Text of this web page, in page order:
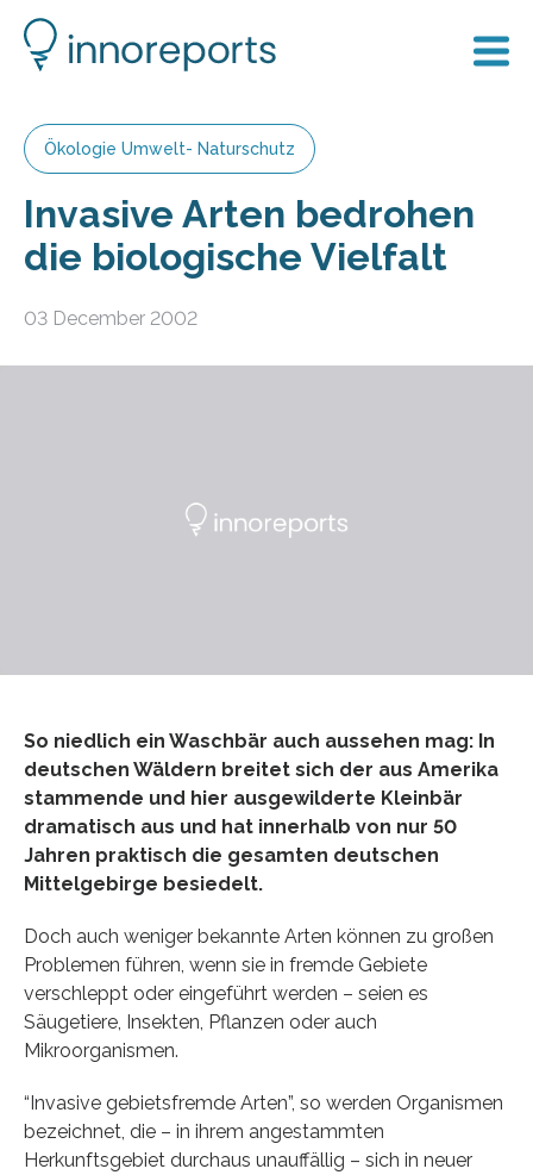
Ökologie Umwelt- Naturschutz
Invasive Arten bedrohen
die biologische Vielfalt
03 December 2002
So niedlich ein Waschbär auch aussehen mag: In
deutschen Wäldern breitet sich der aus Amerika
stammende und hier ausgewilderte Kleinbär
dramatisch aus und hat innerhalb von nur 50
Jahren praktisch die gesamten deutschen
Mittelgebirge besiedelt.
Doch auch weniger bekannte Arten können zu großen
Problemen führen, wenn sie in fremde Gebiete
verschleppt oder eingeführt werden – seien es
Säugetiere, Insekten, Pflanzen oder auch
Mikroorganismen.
“Invasive gebietsfremde Arten”, so werden Organismen
bezeichnet, die – in ihrem angestammten
Herkunftsgebiet durchaus unauffällig – sich in neuer